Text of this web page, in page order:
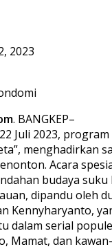
2023
. BANGKEP–
Juli 2023,
menghadirkan
Acara
budaya suku
dipandu oleh
Kennyharyanto,
dalam serial
Mamat, dan